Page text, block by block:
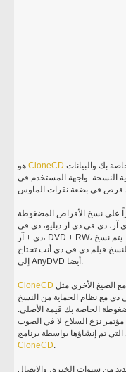
هوCloneCD أداة مثالية لعمل نسخ احتياطية للموسيقى الخاصة بك والبيانات
قادراً على نسخ الأقراص المضغوطة
دي في دي آر دبليو، دي في
دي + آر، DVD + RW، دي في دي + آر طبقة مزدوجة ودي في دي الرام. يتم نسخ
أن لنسخ فيلم دي في دي أنت تحتاج
إلى AnyDVD أيضا.
CloneCD أيضا يعمل مع الصيغ الأخرى مثل ISO و UDF الملفات ونسخ الأقراص
الأقراص المضغوطة الخاصة بك قيمة الأصلي.
نزع السلاح لا في الصوت
تم إنشاؤها بواسطة برنامج
CloneCD.
من سنوات الخبرة، والاتصال